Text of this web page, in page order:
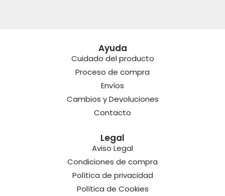
Ayuda
Cuidado del producto
Proceso de compra
Envíos
Cambios y Devoluciones
Contacto
Legal
Aviso Legal
Condiciones de compra
Política de privacidad
Política de Cookies